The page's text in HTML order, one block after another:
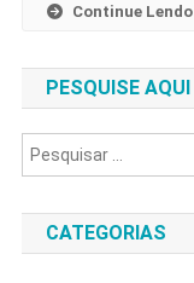
Continue Lendo
PESQUISE AQUI
CATEGORIAS